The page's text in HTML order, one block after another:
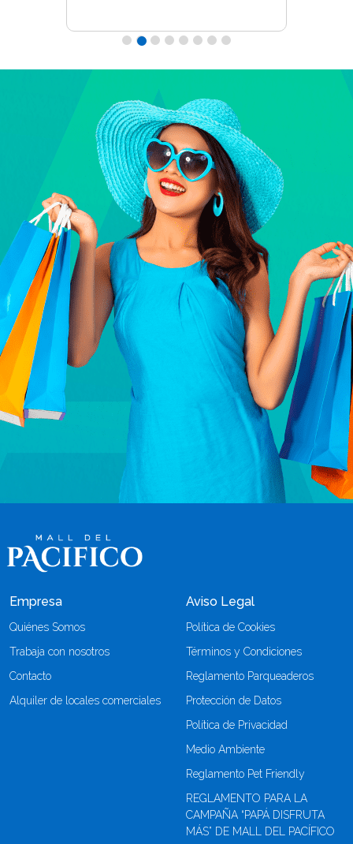
Empresa
Quiénes Somos
Trabaja con nosotros
Contacto
Alquiler de locales comerciales
Aviso Legal
Política de Cookies
Términos y Condiciones
Reglamento Parqueaderos
Protección de Datos
Política de Privacidad
Medio Ambiente
Reglamento Pet Friendly
REGLAMENTO PARA LA
CAMPAÑA “PAPÁ DISFRUTA
MÁS” DE MALL DEL PACÍFICO